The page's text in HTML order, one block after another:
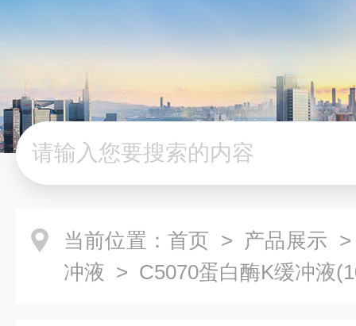
当前位置： 首页 > 产品展示
冲液 > C5070蛋白酶K缓冲液